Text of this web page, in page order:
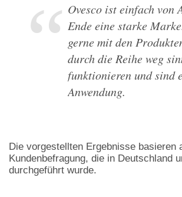
Eine gut strukturierte
ausgezeichneten
Mitarbeitern.
Die vorgestellten Ergebnisse basieren
Kundenbefragung, die in Deutschland
durchgeführt wurde.